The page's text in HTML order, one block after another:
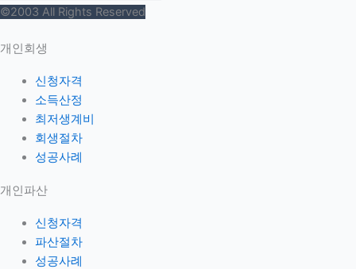
©2003 All Rights Reserved
개인회생
신청자격
소득산정
최저생계비
회생절차
성공사례
개인파산
신청자격
파산절차
성공사례